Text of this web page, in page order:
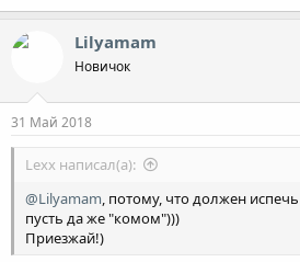
Lilyamam
Новичок
31 Май 2018
Lexx написал(а):
@Lilyamam, потому, что должен
пусть да же "комом")))
Приезжай!)